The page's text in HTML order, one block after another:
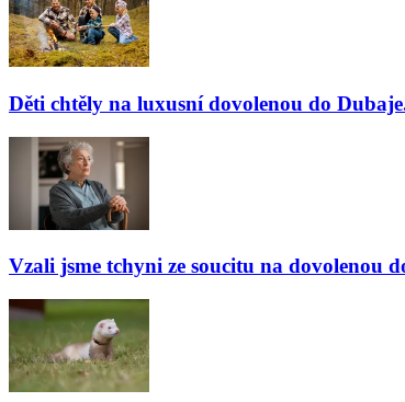
Děti chtěly na luxusní dovolenou do
Vzali jsme tchyni ze soucitu na dovolenou